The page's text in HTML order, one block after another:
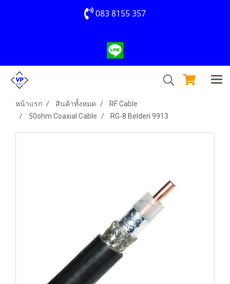
083 8155 357
หน้าแรก สินค้าทั้งหมด
RF Cable
50ohm Coaxial Cable
RG-8 Belden 9913